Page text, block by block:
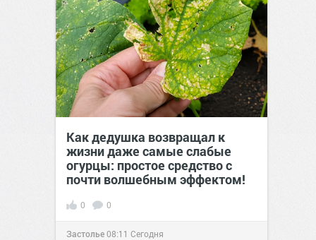
Как дедушка возвращал к
жизни даже самые слабые
огурцы: простое средство с
почти волшебным эффектом!
0 0
Застолье08:11 Сегодня